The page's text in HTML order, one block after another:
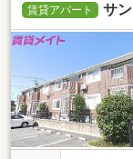
賃貸アパート サ